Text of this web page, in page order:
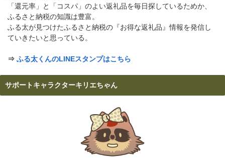
「還元率」と「コスパ」のよい返礼品を毎日探しているためか、
ふるさと納税の知識は豊富。
ふる太が見つけたふるさと納税の『お得な返礼品』情報を発信し
ていきたいと思っている。
⇒ ふる太くんのLINEスタンプはこちら
サポートキャラクターキリエちゃん